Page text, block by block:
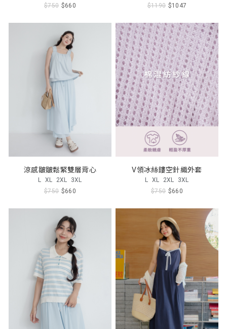
$750 $660
$1190 $1047
涼感皺皺鬆緊雙層背心
L XL 2XL 3XL
$750 $660
V領冰絲鏤空針織外套
L XL 2XL 3XL
$750 $660